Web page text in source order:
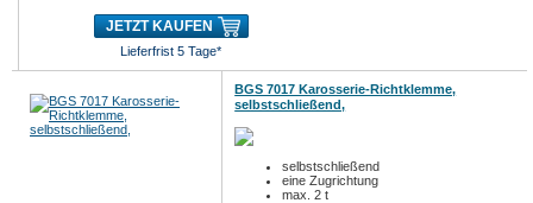
JETZT KAUFEN
Lieferfrist 5 Tage*
BGS 7017 Karosserie-Richtklemme,
selbstschließend,
selbstschließend
eine Zugrichtung
max. 2 t